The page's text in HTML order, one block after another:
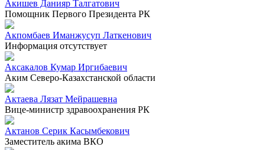
Акишев Данияр Талгатович
Помощник Первого Президента РК
Акпомбаев Иманжусуп Латкенович
Информация отсутствует
Аксакалов Кумар Иргибаевич
Аким Северо-Казахстанской области
Актаева Лязат Мейрашевна
Вице-министр здравоохранения РК
Актанов Серик Касымбекович
Заместитель акима ВКО